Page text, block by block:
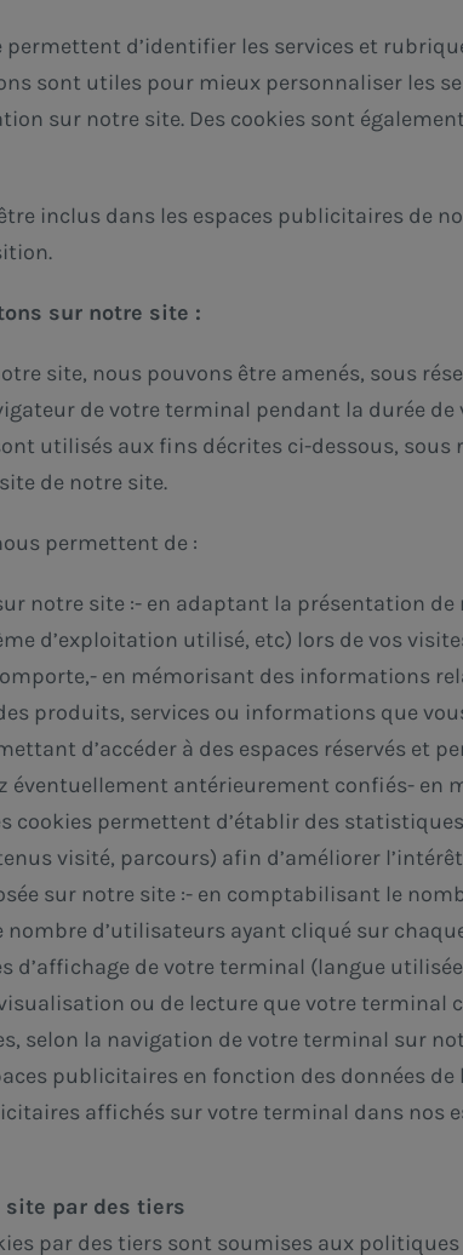
permettent d’identifier les services et
sont utiles pour mieux personnaliser les
sur notre site. Des cookies sont
inclus dans les espaces publicitaires de
sur notre site :
site, nous pouvons être amenés, sous
de votre terminal pendant la durée de
utilisés aux fins décrites ci-dessous,
de notre site.
permettent de :
notre site :- en adaptant la présentation
d’exploitation utilisé, etc) lors de vos
en mémorisant des informations
produits, services ou informations que
d’accéder à des espaces réservés
éventuellement antérieurement confiés- en
cookies permettent d’établir des
visité, parcours) afin d’améliorer
sur notre site :- en comptabilisant le
nombre d’utilisateurs ayant cliqué sur
d’affichage de votre terminal (langue
ou de lecture que votre
selon la navigation de votre terminal sur
publicitaires en fonction des données
affichés sur votre terminal dans nos
site par des tiers
par des tiers sont soumises aux